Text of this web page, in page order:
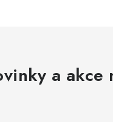
a akce